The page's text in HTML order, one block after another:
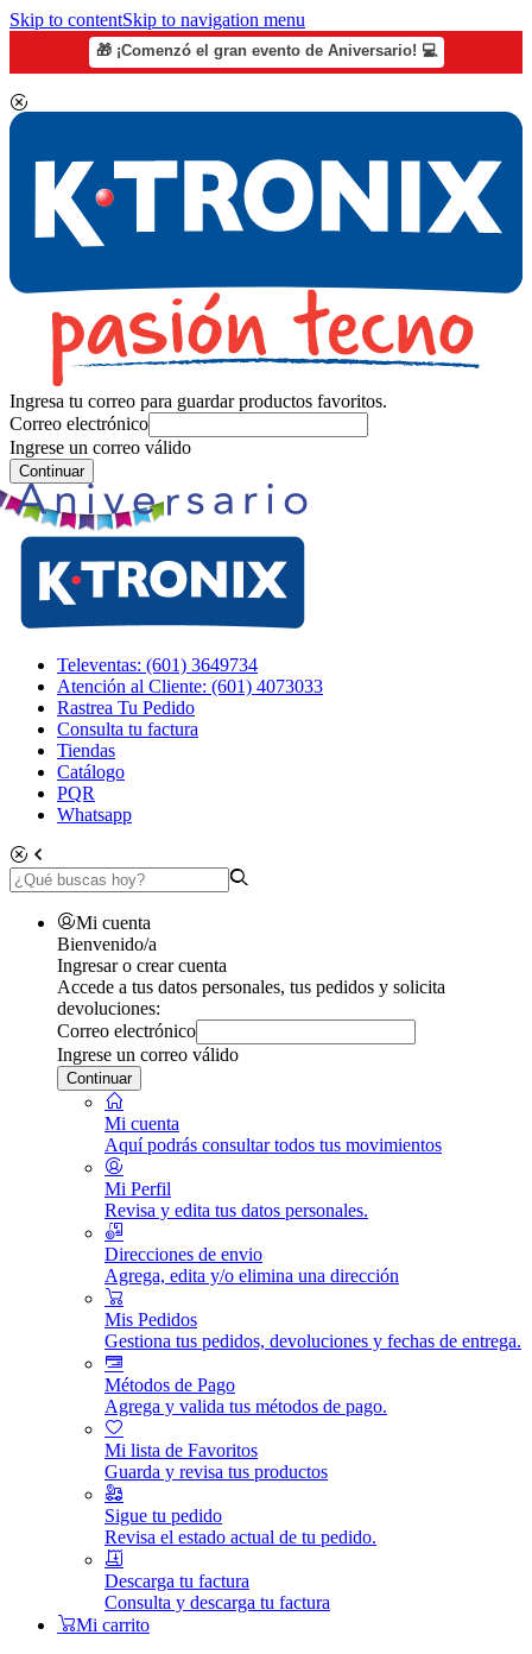
Skip to contentSkip to navigation menu
🎁 ¡Comenzó el gran evento de Aniversario! 💻
Ingresa tu correo para guardar productos favoritos.
Correo electrónico
Ingrese un correo válido
Continuar
Televentas: (601) 3649734
Atención al Cliente: (601) 4073033
Rastrea Tu Pedido
Consulta tu factura
Tiendas
Catálogo
PQR
Whatsapp
Mi cuenta
Bienvenido/a
Ingresar o crear cuenta
Accede a tus datos personales, tus pedidos y solicita
devoluciones:
Correo electrónico
Ingrese un correo válido
Continuar
Mi cuenta
Aquí podrás consultar todos tus movimientos
Mi Perfil
Revisa y edita tus datos personales.
Direcciones de envio
Agrega, edita y/o elimina una dirección
Mis Pedidos
Gestiona tus pedidos, devoluciones y fechas de entrega.
Métodos de Pago
Agrega y valida tus métodos de pago.
Mi lista de Favoritos
Guarda y revisa tus productos
Sigue tu pedido
Revisa el estado actual de tu pedido.
Descarga tu factura
Consulta y descarga tu factura
Mi carrito